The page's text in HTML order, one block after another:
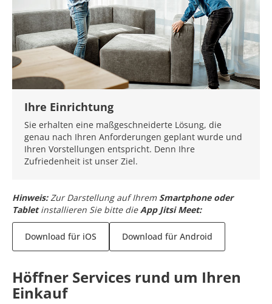
Ihre Einrichtung
Sie erhalten eine maßgeschneiderte Lösung, die
genau nach Ihren Anforderungen geplant wurde und
Ihren Vorstellungen entspricht. Denn Ihre
Zufriedenheit ist unser Ziel.
Hinweis: Zur Darstellung auf Ihrem Smartphone oder
Tabletinstallieren Sie bitte dieApp Jitsi Meet:
Download für iOS Download für Android
Höffner Services rund um Ihren
Einkauf